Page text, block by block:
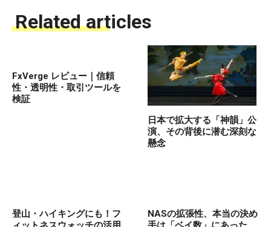
Related articles
FxVerge レビュー｜信頼
性・透明性・取引ツールを
検証
日本で拡大する「神韻」公
演、その背後に潜む深刻な
懸念
登山・ハイキングにも！フ
NASの拡張性、本当の決め